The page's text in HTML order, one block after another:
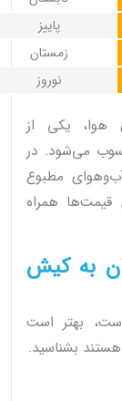
پاییز
زمستان
نوروز
هوا، یکی از
می‌شود. در
مطبوع
قیمت‌ها همراه
به کیش
بهتر است
بشناسید.